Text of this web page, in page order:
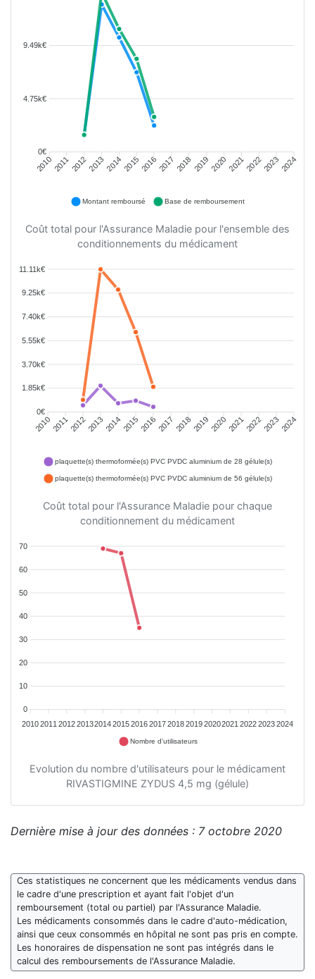
9.49k€
4.75k€
0€
20102011201220132014201520162017 2018 201920202021202220232024
Montant remboursé Base de remboursement
Coût total pour l'Assurance Maladie pour l'ensemble des
conditionnements du médicament
11.11k€
9.25k€
7.40k€
5.55k€
3.70k€
1.85k€
0€
20102011201220132014201520162017 2018201920202021202220232024
plaquette(s) thermoformée(s) PVC PVDC aluminium de 28 gélule(s)
plaquette(s) thermoformée(s) PVC PVDC aluminium de 56 gélule(s)
Coût total pour l'Assurance Maladie pour chaque
conditionnement du médicament
70
60
50
40
30
20
10
0
20102011 2012201320142015201620172018201920202021 202220232024
Nombre d'utilisateurs
Evolution du nombre d'utilisateurs pour le médicament
RIVASTIGMINE ZYDUS 4,5 mg (gélule)
Dernière mise à jour des données : 7 octobre 2020
Ces statistiques ne concernent que les médicaments vendus dans
le cadre d'une prescription et ayant fait l'objet d'un
remboursement (total ou partiel) par l'Assurance Maladie.
Les médicaments consommés dans le cadre d'auto-médication,
ainsi que ceux consommés en hôpital ne sont pas pris en compte.
Les honoraires de dispensation ne sont pas intégrés dans le
calcul des remboursements de l'Assurance Maladie.